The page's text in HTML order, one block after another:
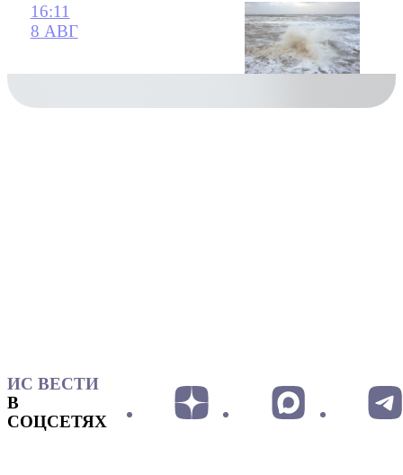
16:11
8 АВГ
ИС ВЕСТИ
В
СОЦСЕТЯХ